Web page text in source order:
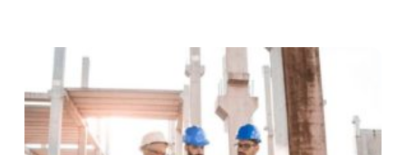
utforskar vi och förd...